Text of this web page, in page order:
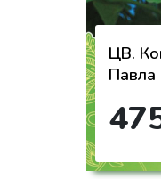
ЦВ.
Павла